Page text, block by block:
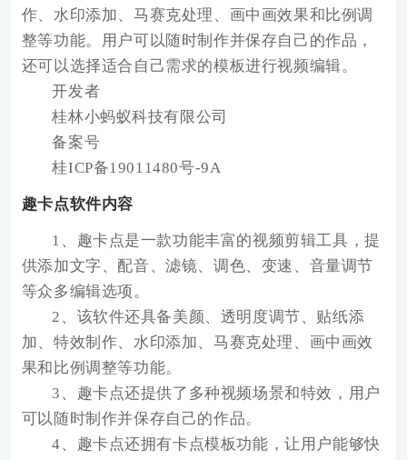
作、水印添加、马赛克处理、画中画效果和比例调
整等功能。用户可以随时制作并保存自己的作品，
还可以选择适合自己需求的模板进行视频编辑。
开发者
桂林小蚂蚁科技有限公司
备案号
桂ICP备19011480号-9A
趣卡点软件内容
1、趣卡点是一款功能丰富的视频剪辑工具，提
供添加文字、配音、滤镜、调色、变速、音量调节
等众多编辑选项。
2、该软件还具备美颜、透明度调节、贴纸添
加、特效制作、水印添加、马赛克处理、画中画效
果和比例调整等功能。
3、趣卡点还提供了多种视频场景和特效，用户
可以随时制作并保存自己的作品。
4、趣卡点还拥有卡点模板功能，让用户能够快